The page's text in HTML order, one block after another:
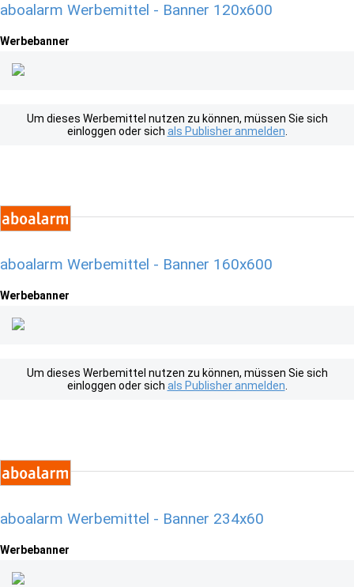
aboalarm Werbemittel - Banner 120x600
Werbebanner
Um dieses Werbemittel nutzen zu können, müssen Sie sich
einloggen oder sich als Publisher anmelden
aboalarm Werbemittel - Banner 160x600
Werbebanner
Um dieses Werbemittel nutzen zu können, müssen Sie sich
einloggen oder sich als Publisher anmelden
aboalarm Werbemittel - Banner 234x60
Werbebanner